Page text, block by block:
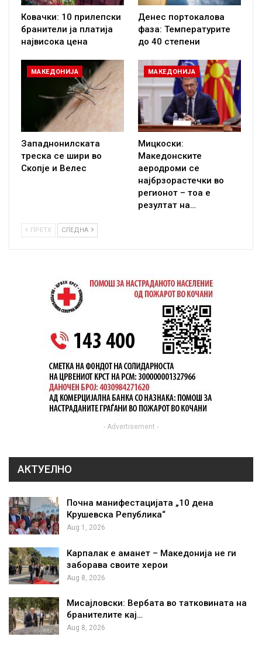
Ковачки: 10 прилепски
бранители ја платија
највисока цена
Денес портокалова
фаза: Температурите
до 40 степени
МАКЕДОНИЈА
Западнонилската
треска се шири во
Скопје и Велес
МАКЕДОНИЈА
Мицкоски:
Македонските
аеродроми се
најбрзорастечки во
регионот – тоа е
резултат на…
ПРЕТХ СЛЕДНА
- Advertisement -
АКТУЕЛНО
Почна манифестацијата „10 дена
Крушевска Република“
Aug 1, 2026
Карпалак е аманет – Македонија не ги
заборава своите херои
Aug 8, 2026
Мисајловски: Вербата во татковината на
бранителите кај…
Aug 8, 2026